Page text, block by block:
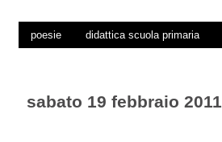
poesie didattica scuola primaria
sabato 19 febbraio 2011